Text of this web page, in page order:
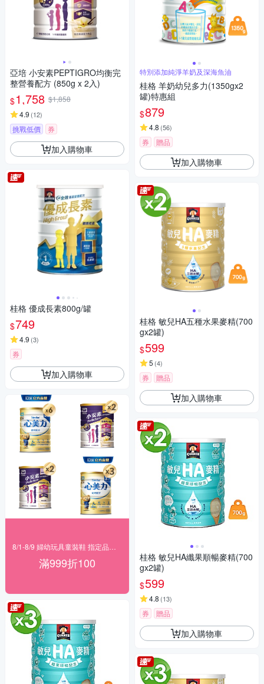
亞培 小安素PEPTIGRO均衡完
整營養配方 (850g x 2入)
$1,758 $1,858
4.9 (12)
挑戰低價 券
加入購物車
桂格 優成長素800g/罐
$749
4.9 (3)
券
加入購物車
滿999折100
特別添加純淨羊奶及深海魚油
桂格 羊奶幼兒多力(1350gx2
罐)特惠組
$879
4.8 (56)
券 贈品
加入購物車
桂格 敏兒HA五種水果麥精(700
gx2罐)
$599
5 (4)
券 贈品
加入購物車
桂格 敏兒HA纖果順暢麥精(700
gx2罐)
$599
4.8 (13)
券 贈品
加入購物車